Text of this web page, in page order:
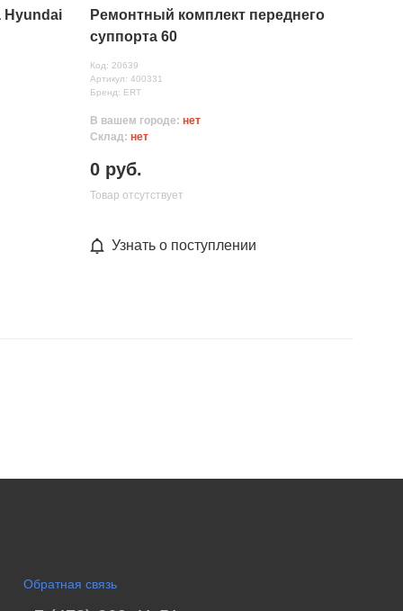
Hyundai
Ремонтный комплект переднего
суппорта 60
Код: 20639
Артикул: 400331
Бренд: ERT
В вашем городе: нет
Склад: нет
0 руб.
Товар отсутствует
Узнать о поступлении
Обратная связь